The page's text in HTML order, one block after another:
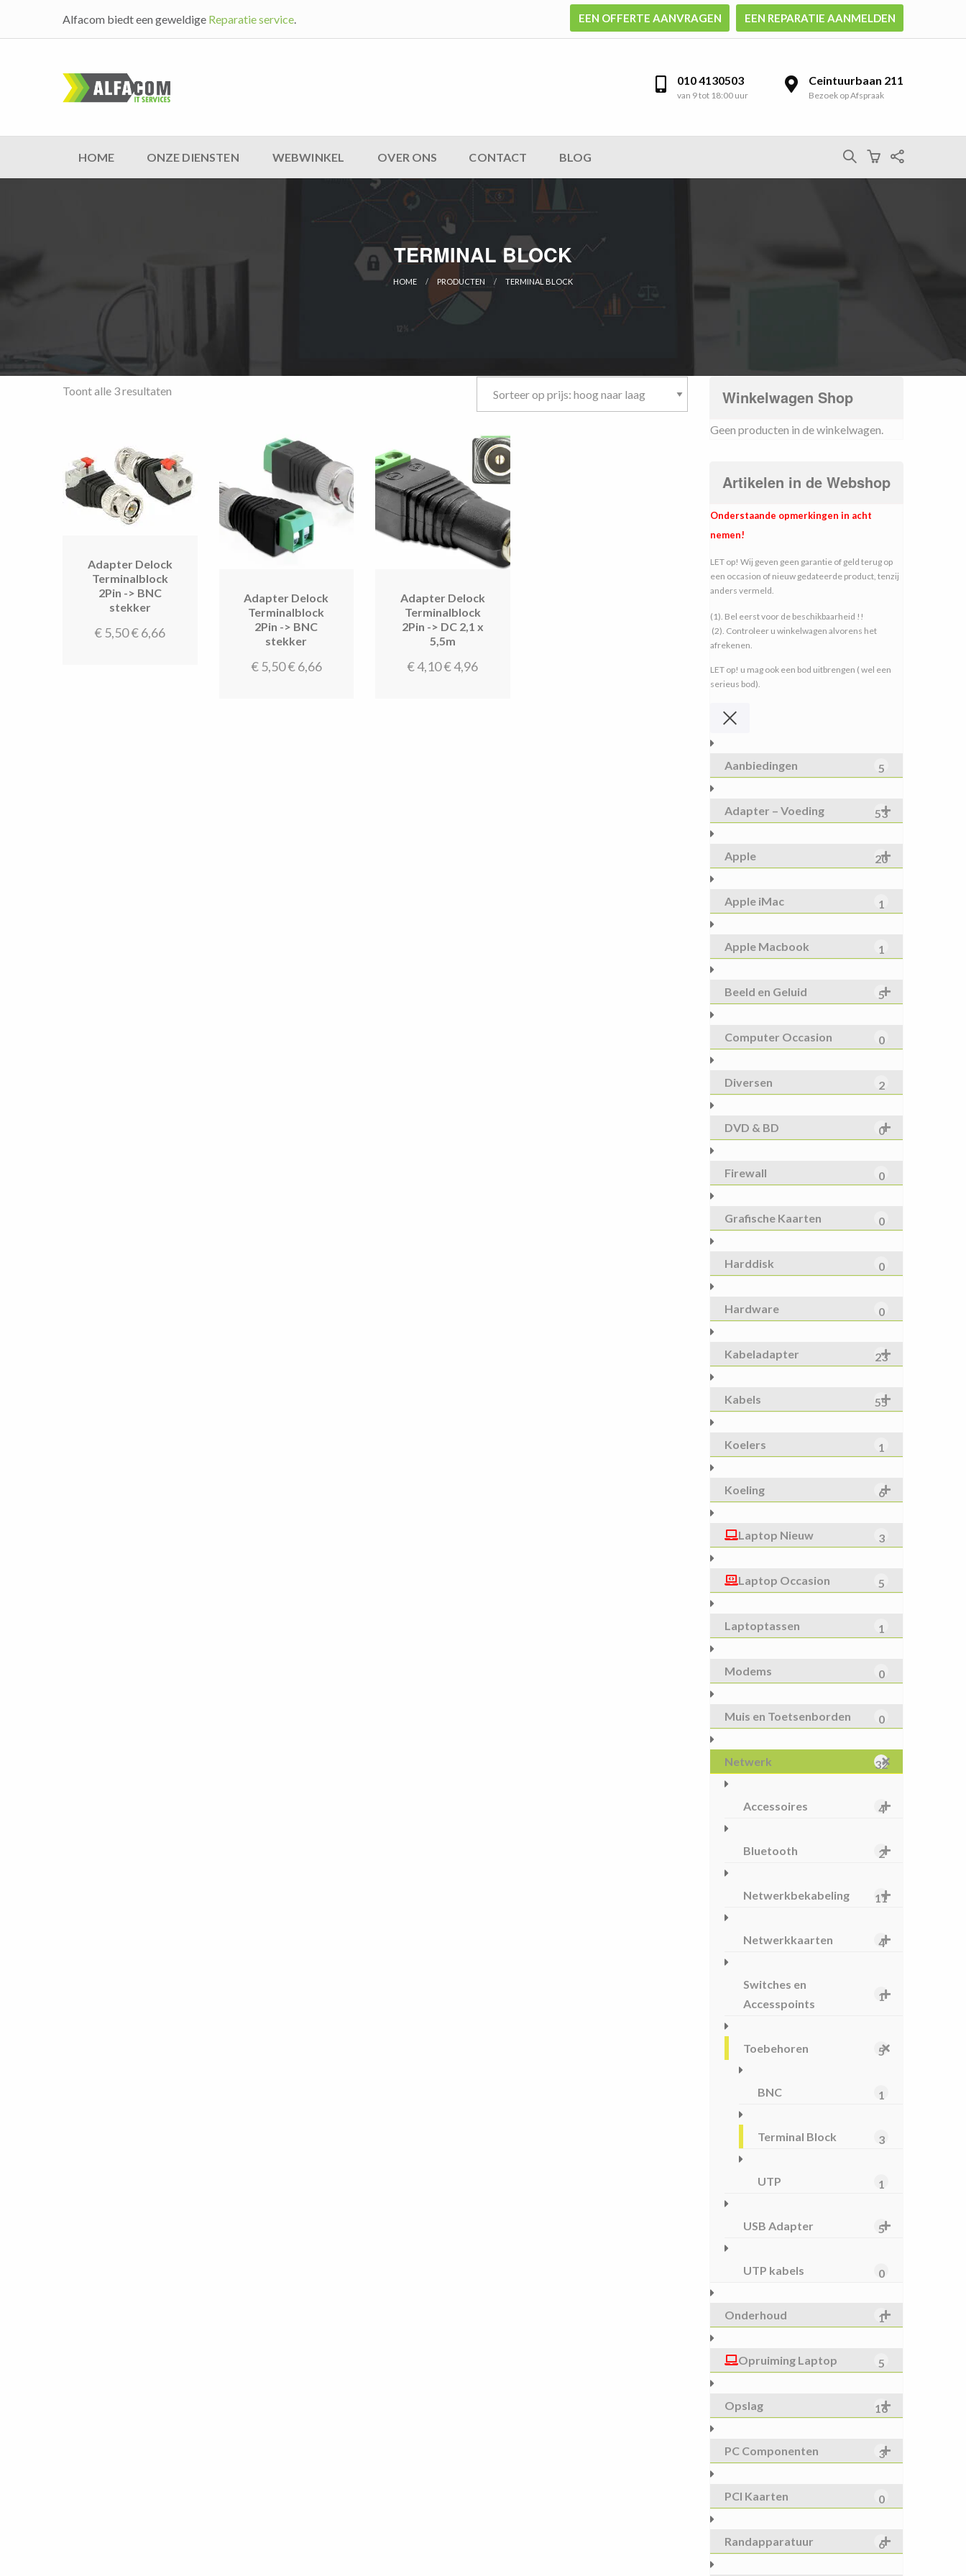
Alfacom biedt een geweldige Reparatie service. EEN OFFERTE AANVRAGEN EEN REPARATIE AANMELDEN
010 4130503
van 9 tot 18:00 uur
Ceintuurbaan 211
Bezoek op Afspraak
HOME ONZE DIENSTEN WEBWINKEL OVER ONS CONTACT BLOG
TERMINAL BLOCK
HOME PRODUCTEN CURRENT:
TERMINAL BLOCK
Toont alle 3 resultaten
naar
laag
Adapter Delock
Terminalblock
2Pin -> BNC
stekker
€5,50€6,66
Adapter Delock
Terminalblock
2Pin -> BNC
stekker
€5,50€6,66
Adapter Delock
Terminalblock
2Pin -> DC 2,1 x
5,5m
€4,10€4,96
Winkelwagen Shop
Geen producten in de winkelwagen.
Artikelen in de Webshop
Onderstaande opmerkingen in acht
nemen!
LET op! Wij geven geen garantie of geld terug op
een occasion of nieuw gedateerde product, tenzij
anders vermeld.
(1). Bel eerst voor de beschikbaarheid !!
(2). Controleer u winkelwagen alvorens het
afrekenen.
LET op! u mag ook een bod uitbrengen ( wel een
serieus bod).
Aanbiedingen 5
Adapter – Voeding 53
Apple 20
Apple iMac 1
Apple Macbook 1
Beeld en Geluid 5
Computer Occasion 0
Diversen 2
DVD & BD 0
Firewall 0
Grafische Kaarten 0
Harddisk 0
Hardware 0
Kabeladapter 23
Kabels 55
Koelers 1
Koeling 6
Laptop Nieuw 3
Laptop Occasion 5
Laptoptassen 1
Modems 0
Muis en Toetsenborden 0
Netwerk 32
Accessoires 4
Bluetooth 2
Netwerkbekabeling 11
Netwerkkaarten 4
Switches en
Accesspoints
1
Toebehoren 5
BNC 1
Terminal Block 3
UTP 1
USB Adapter 5
UTP kabels 0
Onderhoud 1
Opruiming Laptop 5
Opslag 16
PC Componenten 3
PCI Kaarten 0
Randapparatuur 6